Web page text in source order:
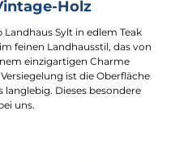
Holz
Landhaus Sylt in edlem Teak
feinen Landhausstil, das von
einzigartigen Charme
ist die Oberfläche
Dieses besondere
uns.